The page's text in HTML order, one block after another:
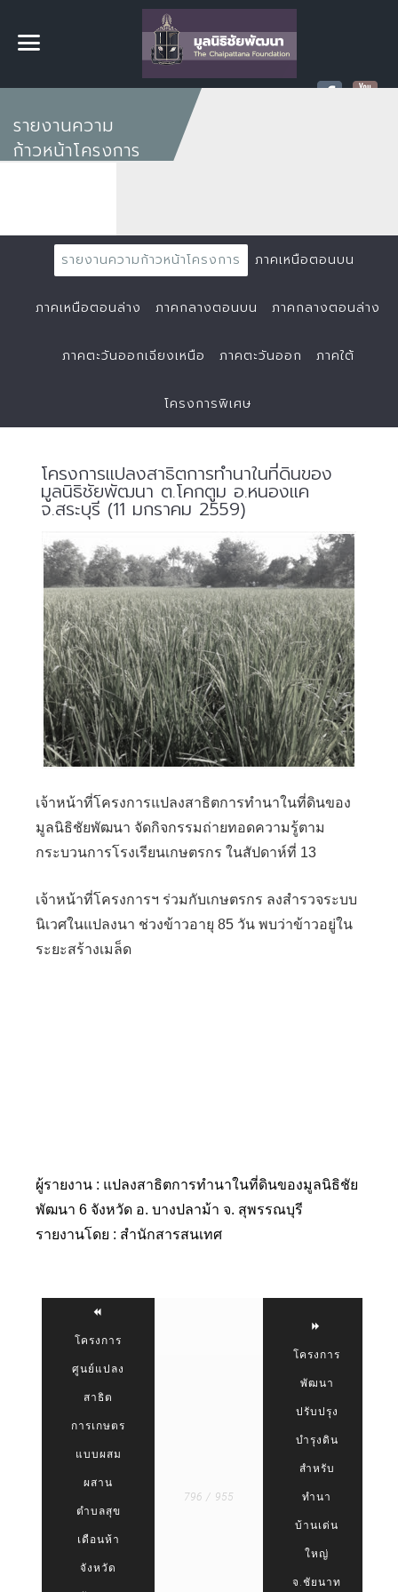
รายงานความ
ก้าวหน้าโครงการ
รายงานความก้าวหน้าโครงการ ภาคเหนือตอนบน
ภาคเหนือตอนล่าง ภาคกลางตอนบน ภาคกลางตอนล่าง
ภาคตะวันออกเฉียงเหนือ ภาคตะวันออก ภาคใต้
โครงการพิเศษ
โครงการแปลงสาธิตการทำนาในที่ดินของ
มูลนิธิชัยพัฒนา ต.โคกตูม อ.หนองแค
จ.สระบุรี (11 มกราคม 2559)
เจ้าหน้าที่โครงการแปลงสาธิตการทำนาในที่ดินของ
มูลนิธิชัยพัฒนา จัดกิจกรรมถ่ายทอดความรู้ตาม
กระบวนการโรงเรียนเกษตรกร ในสัปดาห์ที่ 13
เจ้าหน้าที่โครงการฯ ร่วมกับเกษตรกร ลงสำรวจระบบ
นิเวศในแปลงนา ช่วงข้าวอายุ 85 วัน พบว่าข้าวอยู่ใน
ระยะสร้างเมล็ด
ผู้รายงาน : แปลงสาธิตการทำนาในที่ดินของมูลนิธิชัย
พัฒนา 6 จังหวัด อ. บางปลาม้า จ. สุพรรณบุรี
รายงานโดย : สำนักสารสนเทศ
โครงการ
ศูนย์แปลง
สาธิต
การเกษตร
แบบผสม
ผสาน
ตำบลสุข
เดือนห้า
จังหวัด
796 / 955
โครงการ
พัฒนา
ปรับปรุง
บำรุงดิน
สำหรับ
ทำนา
บ้านเด่น
ใหญ่
จ.ชัยนาท